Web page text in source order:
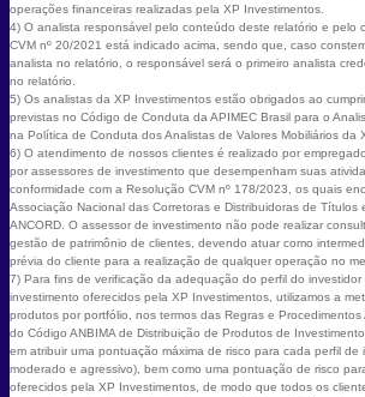
operações financeiras realizadas pela XP Investimentos.
4) O analista responsável pelo conteúdo deste relatório e pelo
CVM nº 20/2021 está indicado acima, sendo que, caso
analista no relatório, o responsável será o primeiro analista
no relatório.
5) Os analistas da XP Investimentos estão obrigados ao
previstas no Código de Conduta da APIMEC Brasil para o
na Política de Conduta dos Analistas de Valores Mobiliários da
6) O atendimento de nossos clientes é realizado por
por assessores de investimento que desempenham suas
conformidade com a Resolução CVM nº 178/2023, os quais
Associação Nacional das Corretoras e Distribuidoras de Títulos
ANCORD. O assessor de investimento não pode realizar
gestão de patrimônio de clientes, devendo atuar como
prévia do cliente para a realização de qualquer operação no
7) Para fins de verificação da adequação do perfil do
investimento oferecidos pela XP Investimentos, utilizamos a
produtos por portfólio, nos termos das Regras e Procedimentos
do Código ANBIMA de Distribuição de Produtos de
em atribuir uma pontuação máxima de risco para cada perfil de
moderado e agressivo), bem como uma pontuação de risco
oferecidos pela XP Investimentos, de modo que todos os